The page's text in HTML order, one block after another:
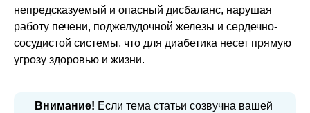
непредсказуемый и опасный дисбаланс, нарушая
работу печени, поджелудочной железы и сердечно-
сосудистой системы, что для диабетика несет прямую
угрозу здоровью и жизни.
Внимание! Если тема статьи созвучна вашей